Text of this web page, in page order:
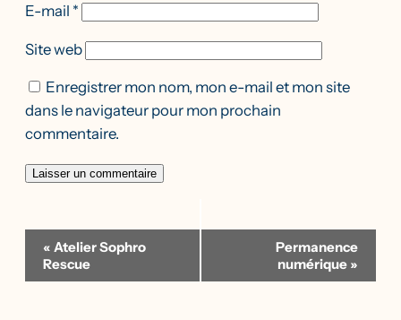
E-mail *
Site web
Enregistrer mon nom, mon e-mail et mon site
dans le navigateur pour mon prochain
commentaire.
Navigation
Évènement
« Atelier Sophro
Rescue
Permanence
numérique »